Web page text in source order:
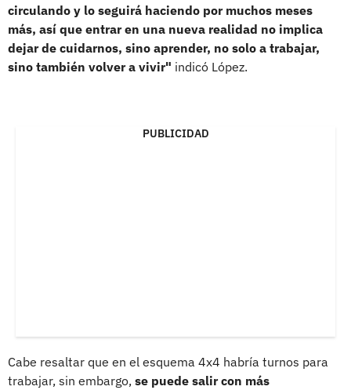
circulando y lo seguirá haciendo por muchos meses
más, así que entrar en una nueva realidad no implica
dejar de cuidarnos, sino aprender, no solo a trabajar,
sino también volver a vivir" indicó López.
PUBLICIDAD
Cabe resaltar que en el esquema 4x4 habría turnos para
trabajar, sin embargo, se puede salir con más